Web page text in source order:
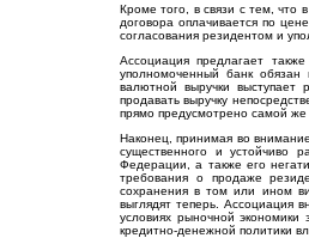
Кроме того, в связи с тем, что
договора оплачивается по
согласования резидентом и
Ассоциация предлагает
уполномоченный банк обязан
валютной выручки
продавать выручку
прямо предусмотрено самой же
Наконец, принимая во
существенного и устойчиво
Федерации, а также его
требования о продаже
сохранения в том или ином
выглядят теперь. Ассоциация
условиях рыночной
кредитно-денежной политики